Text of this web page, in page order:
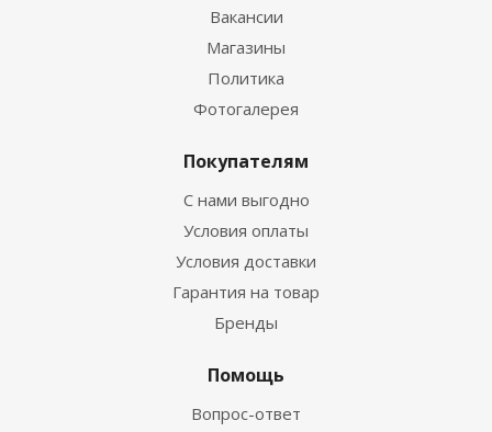
Вакансии
Магазины
Политика
Фотогалерея
Покупателям
С нами выгодно
Условия оплаты
Условия доставки
Гарантия на товар
Бренды
Помощь
Вопрос-ответ